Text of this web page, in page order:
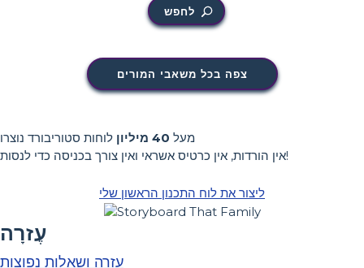
לחפש
צפה בכל משאבי המורים
מעל 40 מיליון
לוחות סטוריבורד נוצרו
אין הורדות, אין כרטיס אשראי ואין צורך בכניסה כדי לנסות!
ליצור את לוח התכנון הראשון שלי
עֶזרָה
עזרה ושאלות נפוצות